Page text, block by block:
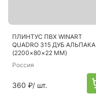
ПЛИНТУС ПВХ WINART
QUADRO 315 ДУБ АЛЬПАКА
(2200×80×22 ММ)
Россия
360 ₽/ шт.